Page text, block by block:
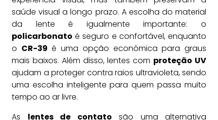
saúde visual a longo prazo. A escolha do material
da lente é igualmente importante: o
policarbonato é seguro e confortável, enquanto
o CR-39 é uma opção econômica para graus
mais baixos. Além disso, lentes com proteção UV
ajudam a proteger contra raios ultravioleta, sendo
uma escolha inteligente para quem passa muito
tempo ao ar livre.
As lentes de contato são uma alternativa